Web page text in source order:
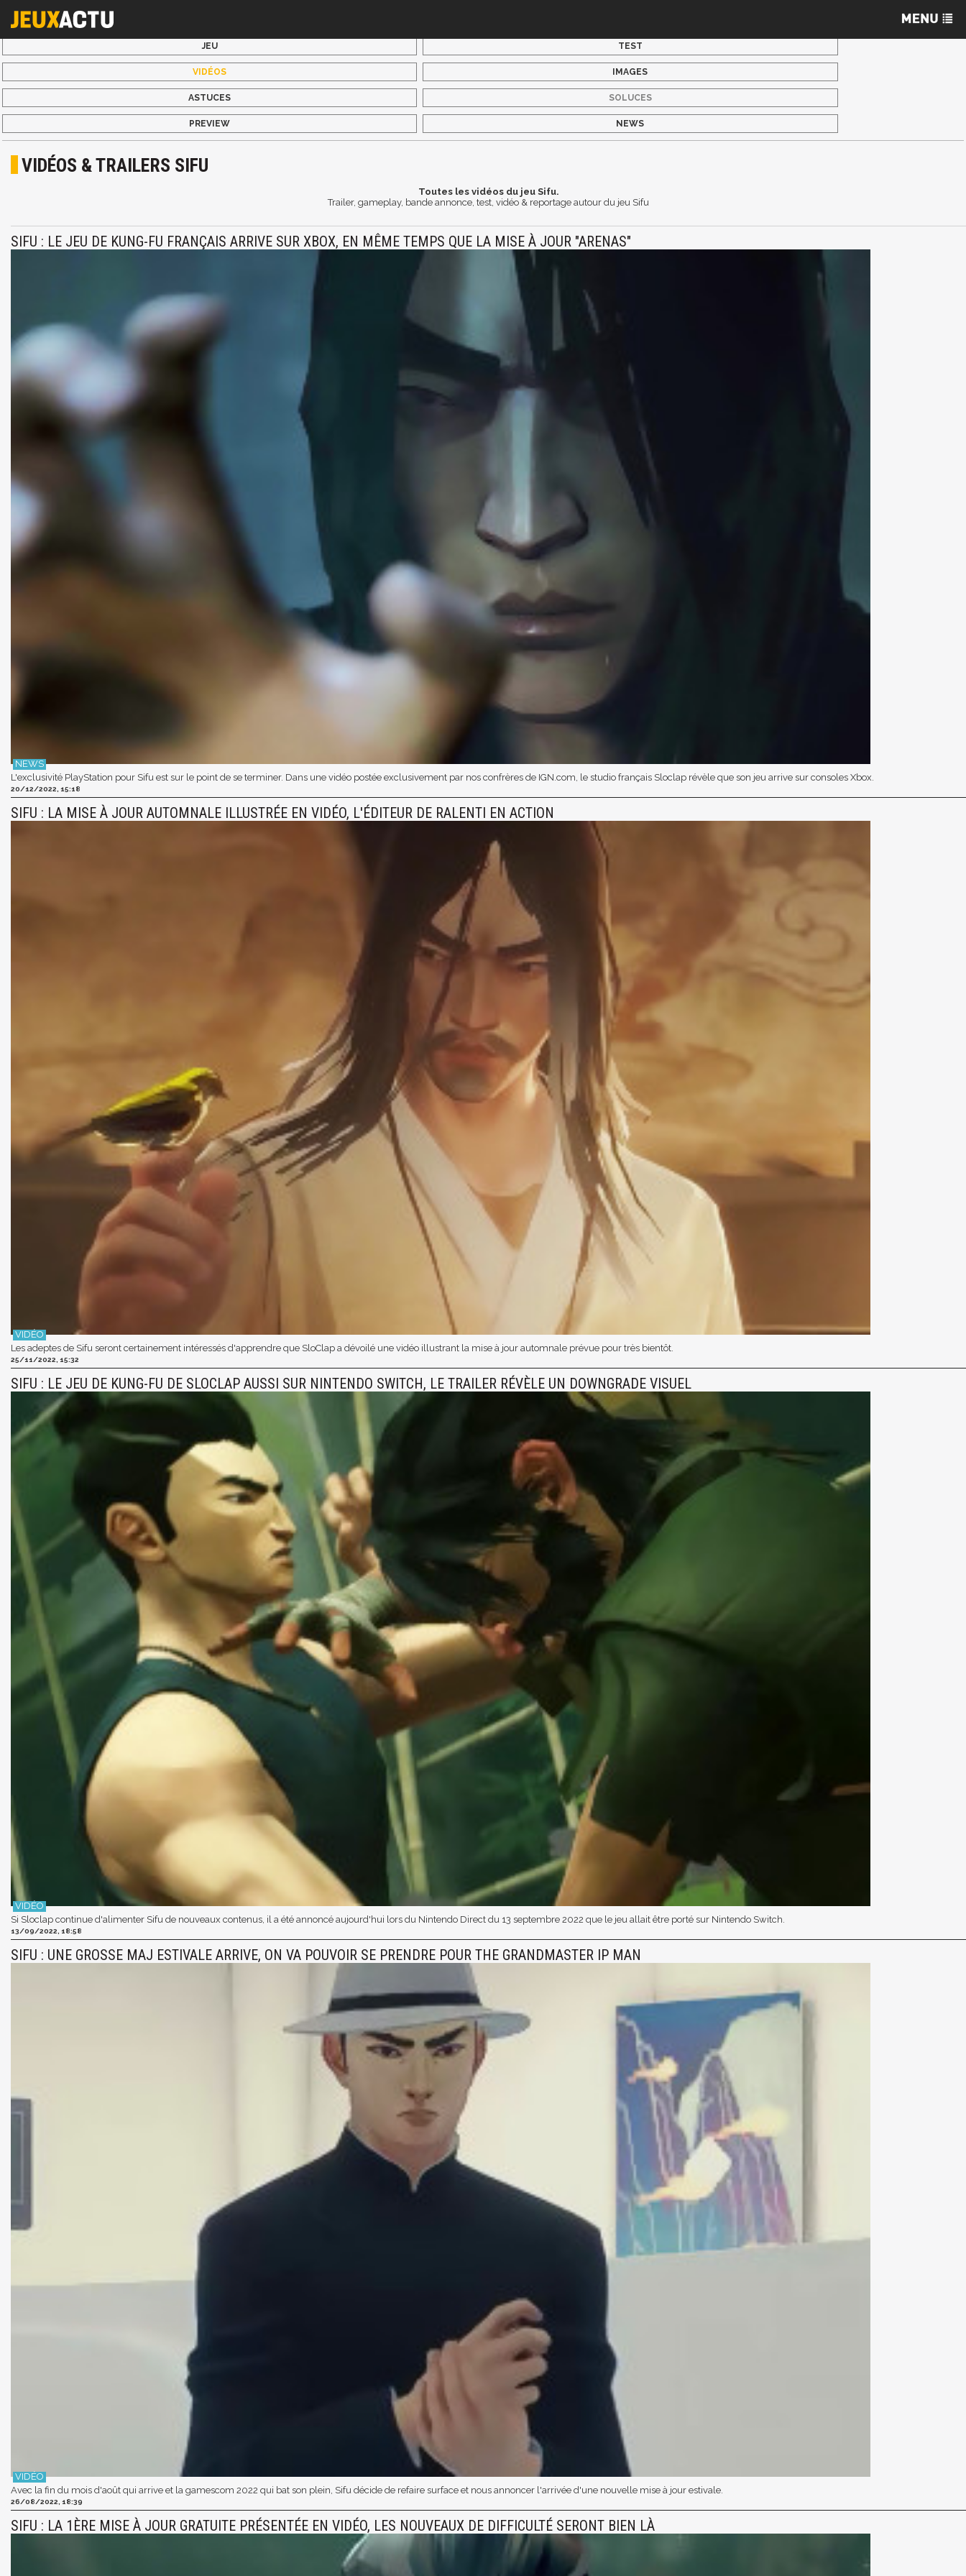
JEU TEST
VIDÉOS IMAGES
ASTUCES SOLUCES
PREVIEW NEWS
VIDÉOS & TRAILERS SIFU
Toutes les vidéos du jeu Sifu.
Trailer, gameplay, bande annonce, test, vidéo & reportage autour du jeu Sifu
SIFU : LE JEU DE KUNG-FU FRANÇAIS ARRIVE SUR XBOX, EN MÊME TEMPS QUE LA MISE À JOUR "ARENAS"
L'exclusivité PlayStation pour Sifu est sur le point de se terminer. Dans une vidéo postée exclusivement par nos confrères de IGN.com, le studio français Sloclap révèle que son jeu arrive sur consoles Xbox.
20/12/2022, 15:18
SIFU : LA MISE À JOUR AUTOMNALE ILLUSTRÉE EN VIDÉO, L'ÉDITEUR DE RALENTI EN ACTION
Les adeptes de Sifu seront certainement intéressés d'apprendre que SloClap a dévoilé une vidéo illustrant la mise à jour automnale prévue pour très bientôt.
25/11/2022, 15:32
SIFU : LE JEU DE KUNG-FU DE SLOCLAP AUSSI SUR NINTENDO SWITCH, LE TRAILER RÉVÈLE UN DOWNGRADE VISUEL
Si Sloclap continue d'alimenter Sifu de nouveaux contenus, il a été annoncé aujourd'hui lors du Nintendo Direct du 13 septembre 2022 que le jeu allait être porté sur Nintendo Switch.
13/09/2022, 18:58
SIFU : UNE GROSSE MAJ ESTIVALE ARRIVE, ON VA POUVOIR SE PRENDRE POUR THE GRANDMASTER IP MAN
Avec la fin du mois d'août qui arrive et la gamescom 2022 qui bat son plein, Sifu décide de refaire surface et nous annoncer l'arrivée d'une nouvelle mise à jour estivale.
26/08/2022, 18:39
SIFU : LA 1ÈRE MISE À JOUR GRATUITE PRÉSENTÉE EN VIDÉO, LES NOUVEAUX DE DIFFICULTÉ SERONT BIEN LÀ